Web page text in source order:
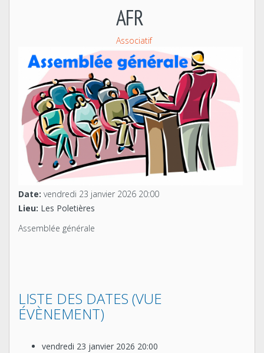
AFR
Associatif
Date: vendredi 23 janvier 2026 20:00
Lieu: Les Poletières
Assemblée générale
LISTE DES DATES (VUE
ÉVÈNEMENT)
vendredi 23 janvier 2026 20:00